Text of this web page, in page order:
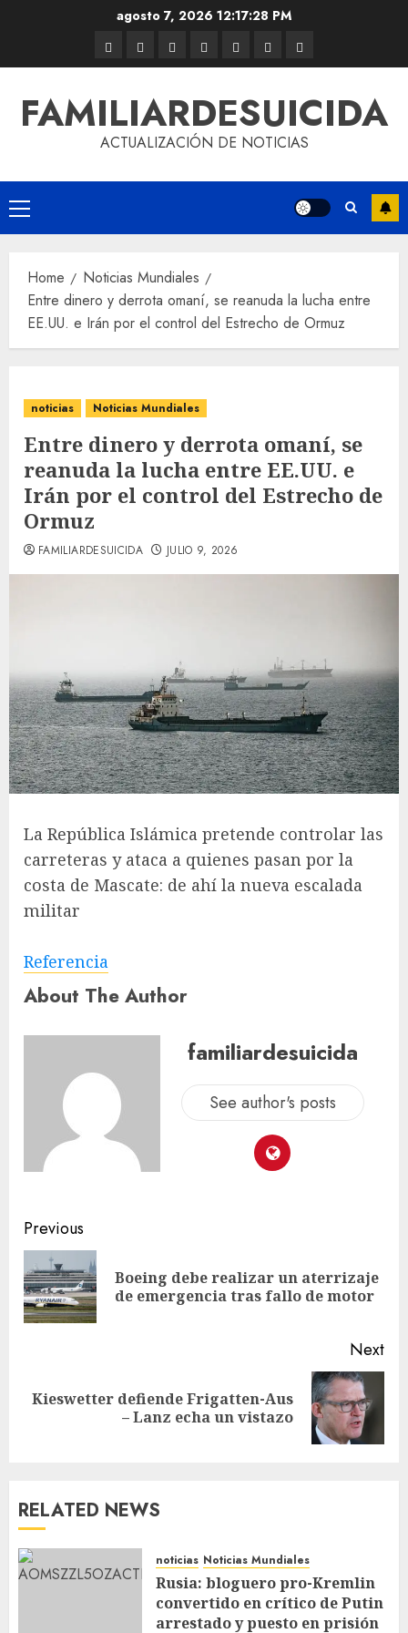
agosto 7, 2026 12:17:29 PM
FAMILIARDESUICIDA
ACTUALIZACIÓN DE NOTICIAS
Home
Noticias Mundiales
Entre dinero y derrota omaní, se reanuda la lucha entre
EE.UU. e Irán por el control del Estrecho de Ormuz
noticias Noticias Mundiales
Entre dinero y derrota omaní, se
reanuda la lucha entre EE.UU. e
Irán por el control del Estrecho de
Ormuz
FAMILIARDESUICIDA JULIO 9, 2026
La República Islámica pretende controlar las
carreteras y ataca a quienes pasan por la
costa de Mascate: de ahí la nueva escalada
militar
Referencia
About The Author
familiardesuicida
See author's posts
Previous
Boeing debe realizar un aterrizaje
de emergencia tras fallo de motor
Next
Kieswetter defiende Frigatten-Aus
– Lanz echa un vistazo
RELATED NEWS
noticias Noticias Mundiales
Rusia: bloguero pro-Kremlin
convertido en crítico de Putin
arrestado y puesto en prisión